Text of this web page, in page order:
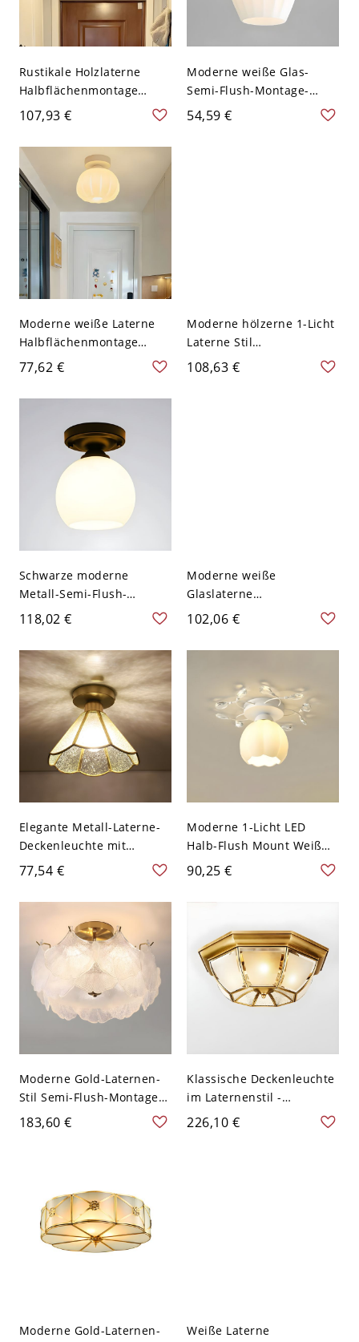
Rustikale Holzlaterne
Halbflächenmontage
Deckenleuchte in
Naturfarbe mit massivem
Holzschirm - 110V-120V
17,78 cm
107,93 €
Moderne weiße Glas-
Semi-Flush-Montage-
Deckenleuchte für ein
stilvolles Zuhause - Weiß
54,59 €
Moderne weiße Laterne
Halbflächenmontage
Deckenleuchte mit
Kunststoffschirm für den
Wohnbereich - 110V-120V
77,62 €
Moderne hölzerne 1-Licht
Laterne Stil
Deckenleuchte in
Naturholz - 110V-120V
108,63 €
Schwarze moderne
Metall-Semi-Flush-
Montage-Deckenleuchte
mit abwärts gerichtetem
schwarzen Schirm, 5 bis 9
Zoll, 1 Licht - 110V-120V
Latern
118,02 €
Moderne weiße
Glaslaterne
Halbflächenmontage
Deckenleuchte für
Schlafzimmer - Chrom
102,06 €
Elegante Metall-Laterne-
Deckenleuchte mit
abwärts gerichtetem
Glasschirm - Messing
110V-120V
77,54 €
Moderne 1-Licht LED
Halb-Flush Mount Weiß
Deckenleuchte - Weiß
110V-120V Blume
90,25 €
Moderne Gold-Laternen-
Stil Semi-Flush-Montage
mit klaren Glas-Schirmen
für den Wohngebrauch -
183,60 €
Klassische Deckenleuchte
im Laternenstil -
Metallmaterial, mit Tuch
abwischen - 110V-120V
226,10 €
Moderne Gold-Laternen-
Weiße Laterne